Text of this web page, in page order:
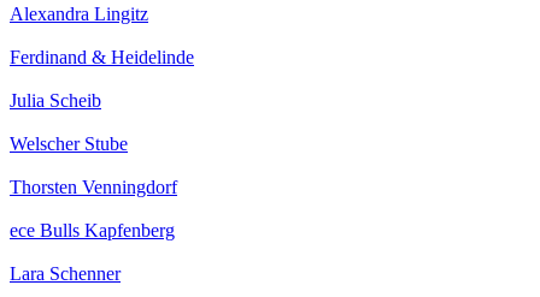
Alexandra Lingitz
Ferdinand & Heidelinde
Julia Scheib
Welscher Stube
Thorsten Venningdorf
ece Bulls Kapfenberg
Lara Schenner